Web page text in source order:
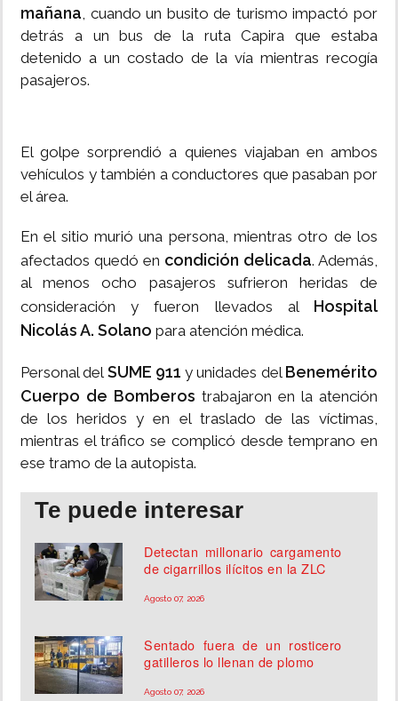
mañana, cuando un busito de turismo impactó por
detrás a un bus de la ruta Capira que estaba
detenido a un costado de la vía mientras recogía
pasajeros.
El golpe sorprendió a quienes viajaban en ambos
vehículos y también a conductores que pasaban por
el área.
En el sitio murió una persona, mientras otro de los
afectados quedó en condición delicada. Además,
al menos ocho pasajeros sufrieron heridas de
consideración y fueron llevados al Hospital
Nicolás A. Solano para atención médica.
Personal del SUME 911 y unidades del Benemérito
Cuerpo de Bomberos trabajaron en la atención
de los heridos y en el traslado de las víctimas,
mientras el tráfico se complicó desde temprano en
ese tramo de la autopista.
Te puede interesar
Detectan millonario cargamento
de cigarrillos ilícitos en la ZLC
Agosto 07, 2026
Sentado fuera de un rosticero
gatilleros lo llenan de plomo
Agosto 07, 2026